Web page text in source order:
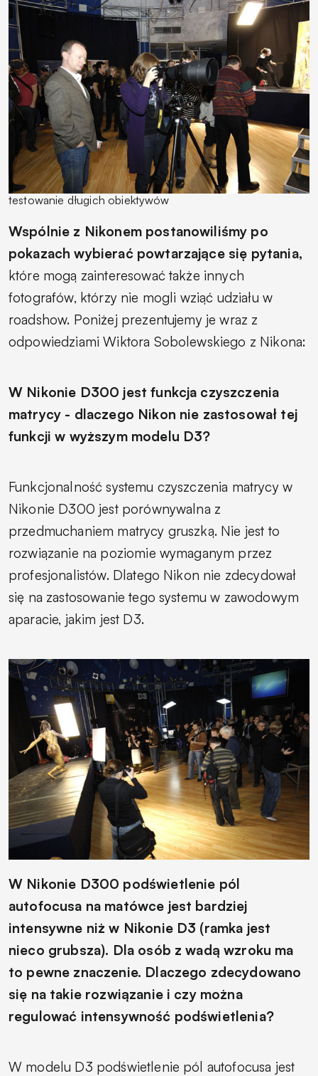
testowanie długich obiektywów
Wspólnie z Nikonem postanowiliśmy po
pokazach wybierać powtarzające się pytania,
które mogą zainteresować także innych
fotografów, którzy nie mogli wziąć udziału w
roadshow. Poniżej prezentujemy je wraz z
odpowiedziami Wiktora Sobolewskiego z Nikona:
W Nikonie D300 jest funkcja czyszczenia
matrycy - dlaczego Nikon nie zastosował tej
funkcji w wyższym modelu D3?
Funkcjonalność systemu czyszczenia matrycy w
Nikonie D300 jest porównywalna z
przedmuchaniem matrycy gruszką. Nie jest to
rozwiązanie na poziomie wymaganym przez
profesjonalistów. Dlatego Nikon nie zdecydował
się na zastosowanie tego systemu w zawodowym
aparacie, jakim jest D3.
W Nikonie D300 podświetlenie pól
autofocusa na matówce jest bardziej
intensywne niż w Nikonie D3 (ramka jest
nieco grubsza). Dla osób z wadą wzroku ma
to pewne znaczenie. Dlaczego zdecydowano
się na takie rozwiązanie i czy można
regulować intensywność podświetlenia?
W modelu D3 podświetlenie pól autofocusa jest